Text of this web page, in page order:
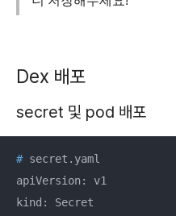
Dex 배포
secret 및 pod 배포
# secret.yaml
apiVersion: v1
kind: Secret